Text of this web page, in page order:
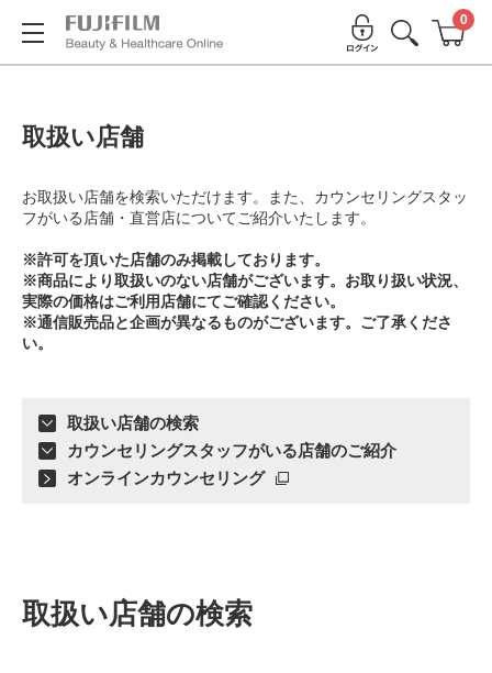
0
取扱い店舗
お取扱い店舗を検索いただけます。また、カウンセリングスタッ
フがいる店舗・直営店についてご紹介いたします。
※許可を頂いた店舗のみ掲載しております。
※商品により取扱いのない店舗がございます。お取り扱い状況、
実際の価格はご利用店舗にてご確認ください。
※通信販売品と企画が異なるものがございます。ご了承くださ
い。
取扱い店舗の検索
カウンセリングスタッフがいる店舗のご紹介
オンラインカウンセリング